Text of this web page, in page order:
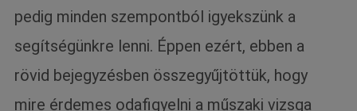
pedig minden szempontból igyekszünk a
segítségünkre lenni. Éppen ezért, ebben a
rövid bejegyzésben összegyűjtöttük, hogy
mire érdemes odafigyelni a műszaki vizsga